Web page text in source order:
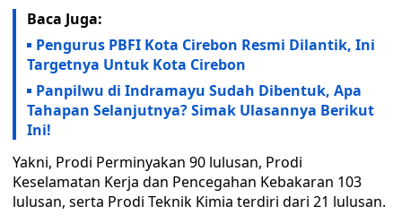
Baca Juga:
Pengurus PBFI Kota Cirebon Resmi Dilantik, Ini
Targetnya Untuk Kota Cirebon
Panpilwu di Indramayu Sudah Dibentuk, Apa
Tahapan Selanjutnya? Simak Ulasannya Berikut
Ini!
Yakni, Prodi Perminyakan 90 lulusan, Prodi
Keselamatan Kerja dan Pencegahan Kebakaran 103
lulusan, serta Prodi Teknik Kimia terdiri dari 21 lulusan.